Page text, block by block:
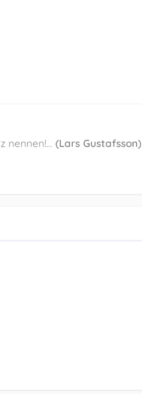
nennen!… (Lars Gustafsson)